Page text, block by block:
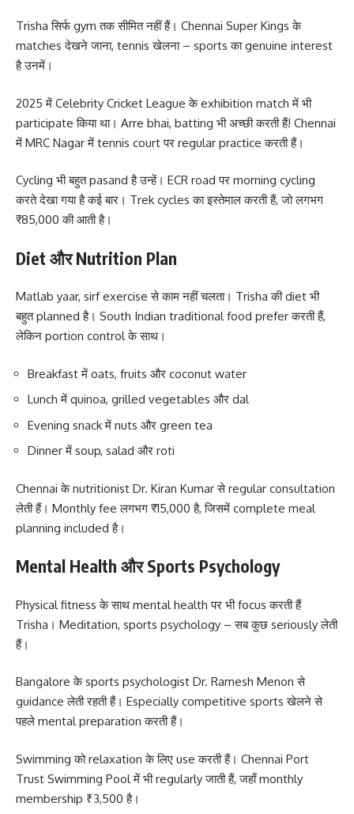
Trisha सिर्फ gym तक सीमित नहीं हैं। Chennai Super Kings के
matches देखने जाना, tennis खेलना – sports का genuine interest
है उनमें।
2025 में Celebrity Cricket League के exhibition match में भी
participate किया था। Arre bhai, batting भी अच्छी करती हैं! Chennai
में MRC Nagar में tennis court पर regular practice करती हैं।
Cycling भी बहुत pasand है उन्हें। ECR road पर morning cycling
करते देखा गया है कई बार। Trek cycles का इस्तेमाल करती हैं, जो लगभग
₹85,000 की आती है।
Diet और Nutrition Plan
Matlab yaar, sirf exercise से काम नहीं चलता। Trisha की diet भी
बहुत planned है। South Indian traditional food prefer करती हैं,
लेकिन portion control के साथ।
Breakfast में oats, fruits और coconut water
Lunch में quinoa, grilled vegetables और dal
Evening snack में nuts और green tea
Dinner में soup, salad और roti
Chennai के nutritionist Dr. Kiran Kumar से regular consultation
लेती हैं। Monthly fee लगभग ₹15,000 है, जिसमें complete meal
planning included है।
Mental Health और Sports Psychology
Physical fitness के साथ mental health पर भी focus करती हैं
Trisha। Meditation, sports psychology – सब कुछ seriously लेती
हैं।
Bangalore के sports psychologist Dr. Ramesh Menon से
guidance लेती रहती हैं। Especially competitive sports खेलने से
पहले mental preparation करती हैं।
Swimming को relaxation के लिए use करती हैं। Chennai Port
Trust Swimming Pool में भी regularly जाती हैं, जहाँ monthly
membership ₹3,500 है।